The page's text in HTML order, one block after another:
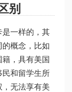
别
是一样的，其
概念，比如
，具有美国
民和留学生所
无法享有美